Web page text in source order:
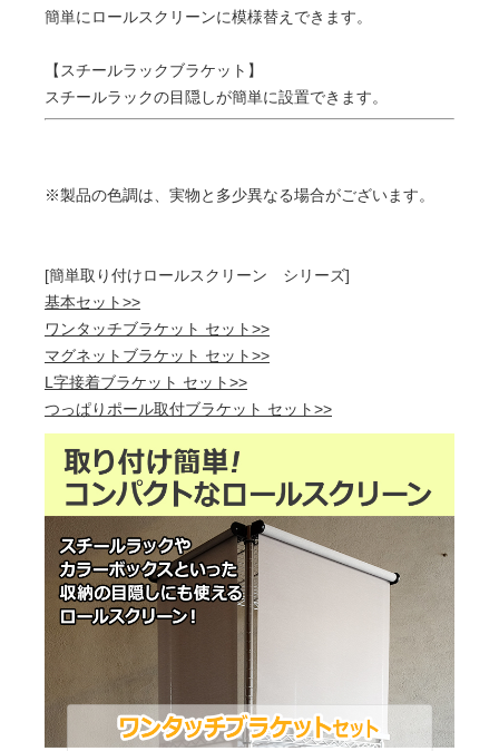
簡単にロールスクリーンに模様替えできます。
【スチールラックブラケット】
スチールラックの目隠しが簡単に設置できます。
※製品の色調は、実物と多少異なる場合がございます。
[簡単取り付けロールスクリーン シリーズ]
基本セット>>
ワンタッチブラケット セット>>
マグネットブラケット セット>>
L字接着ブラケット セット>>
つっぱりポール取付ブラケット セット>>